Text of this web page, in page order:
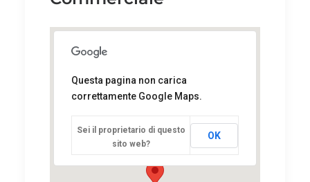
Via Donizetti, 22
Brembate di Sopra
Telefono:+39035620161
Questa pagina non carica
correttamente Google Maps.
Sei il proprietario di questo
sito web?
OK